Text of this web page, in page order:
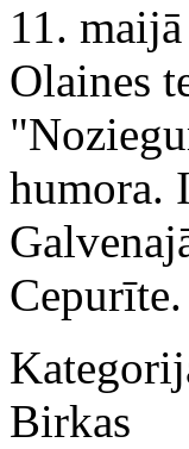
11.
Olaines
humora.
Birkas